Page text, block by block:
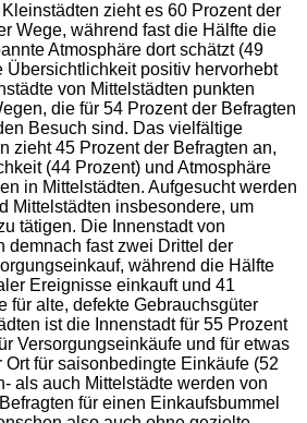
zieht es 60 Prozent der
Wege, während fast die Hälfte die
Atmosphäre dort schätzt (49
Übersichtlichkeit positiv hervorhebt
von Mittelstädten punkten
die für 54 Prozent der Befragten
Besuch sind. Das vielfältige
zieht 45 Prozent der Befragten an,
(44 Prozent) und Atmosphäre
in Mittelstädten. Aufgesucht werden
Mittelstädten insbesondere, um
tätigen. Die Innenstadt von
demnach fast zwei Drittel der
während die Hälfte
Ereignisse einkauft und 41
für alte, defekte Gebrauchsgüter
ist die Innenstadt für 55 Prozent
Versorgungseinkäufe und für etwas
für saisonbedingte Einkäufe (52
als auch Mittelstädte werden von
für einen Einkaufsbummel